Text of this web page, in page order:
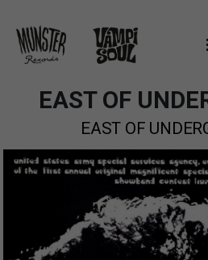
EAST OF
EAST OF